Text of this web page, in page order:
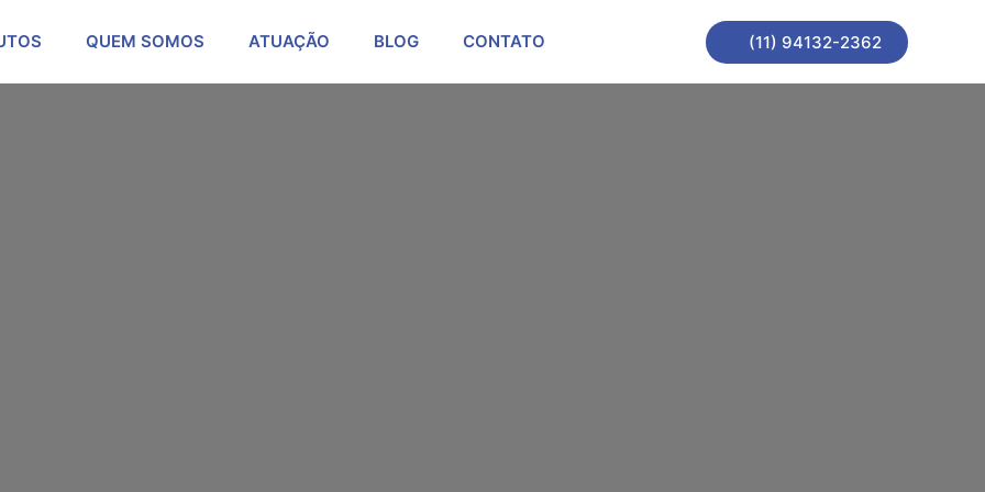
QUEM SOMOS ATUAÇÃO BLOG CONTATO (11) 94132-2362